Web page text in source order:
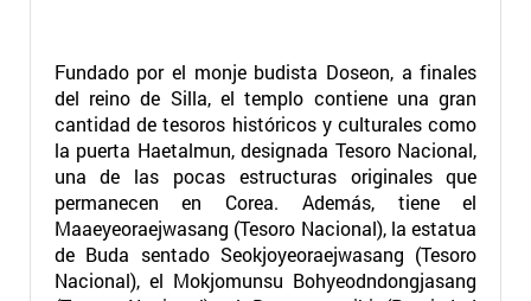
Fundado por el monje budista Doseon, a finales
del reino de Silla, el templo contiene una gran
cantidad de tesoros históricos y culturales como
la puerta Haetalmun, designada Tesoro Nacional,
una de las pocas estructuras originales que
permanecen en Corea. Además, tiene el
Maaeyeoraejwasang (Tesoro Nacional), la estatua
de Buda sentado Seokjoyeoraejwasang (Tesoro
Nacional), el Mokjomunsu Bohyeodndongjasang